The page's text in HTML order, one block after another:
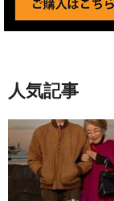
人気記事